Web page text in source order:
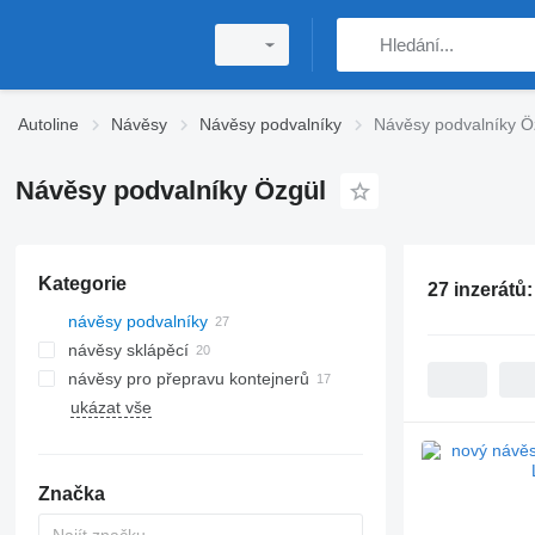
Autoline Návěsy Návěsy podvalníky Návěsy podvalníky
Návěsy podvalníky Özgül
Kategorie
návěsy podvalníky
návěsy sklápěcí
návěsy pro přepravu kontejnerů
ukázat vše
Značka
27 inzerátů: